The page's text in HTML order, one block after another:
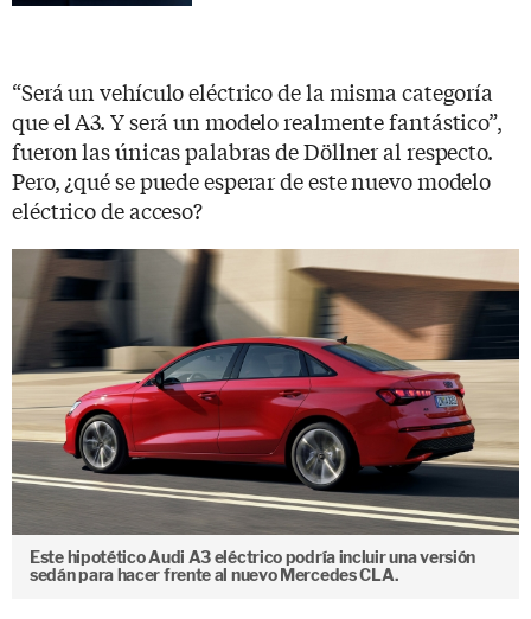
“Será un vehículo eléctrico de la misma categoría
que el A3. Y será un modelo realmente fantástico”,
fueron las únicas palabras de Döllner al respecto.
Pero, ¿qué se puede esperar de este nuevo modelo
eléctrico de acceso?
Este hipotético Audi A3 eléctrico podría incluir una versión
sedán para hacer frente al nuevo Mercedes CLA.